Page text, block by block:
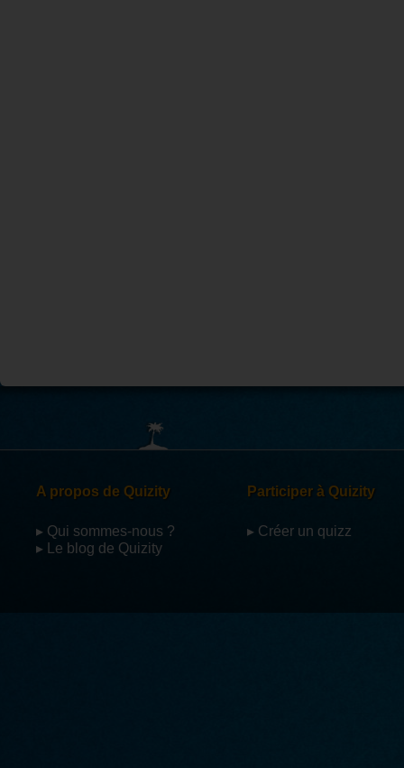
A propos de Quizity
▸ Qui sommes-nous ?
▸ Le blog de Quizity
Participer à Quizity
▸ Créer un quizz